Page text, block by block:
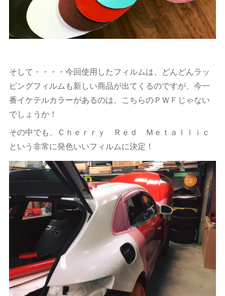
そして・・・・今回使用したフィルムは、どんどんラッ
ピングフィルムも新しい商品が出てくるのですが、今一
番イケテルカラーがあるのは、こちらのＰＷＦじゃない
でしょうか！
その中でも、Ｃｈｅｒｒｙ Ｒｅｄ Ｍｅｔａｌｌｉｃ
という非常に発色いいフィルムに決定！